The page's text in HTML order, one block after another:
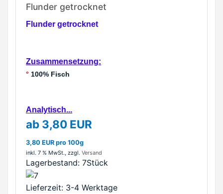
Flunder getrocknet
Flunder getrocknet
Zusammensetzung:
° 100% Fisch
Analytisch...
ab 3,80 EUR
3,80 EUR pro 100g
inkl. 7 % MwSt., zzgl. Versand
Lagerbestand: 7Stück
Lieferzeit: 3-4 Werktage